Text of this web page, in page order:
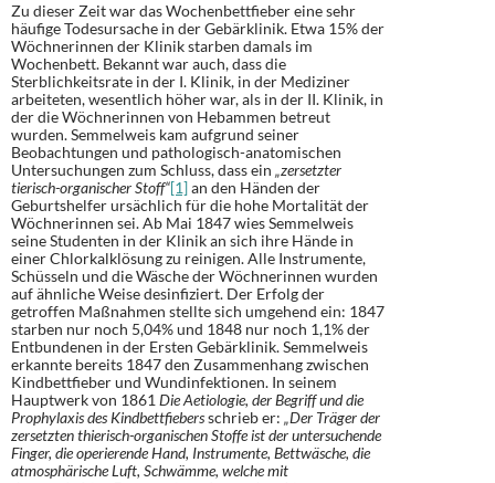
Zu dieser Zeit war das Wochenbettfieber eine sehr
häufige Todesursache in der Gebärklinik. Etwa 15% der
Wöchnerinnen der Klinik starben damals im
Wochenbett. Bekannt war auch, dass die
Sterblichkeitsrate in der I. Klinik, in der Mediziner
arbeiteten, wesentlich höher war, als in der II. Klinik, in
der die Wöchnerinnen von Hebammen betreut
wurden. Semmelweis kam aufgrund seiner
Beobachtungen und pathologisch-anatomischen
Untersuchungen zum Schluss, dass ein „zersetzter
tierisch-organischer Stoff“[1]an den Händen der
Geburtshelfer ursächlich für die hohe Mortalität der
Wöchnerinnen sei. Ab Mai 1847 wies Semmelweis
seine Studenten in der Klinik an sich ihre Hände in
einer Chlorkalklösung zu reinigen. Alle Instrumente,
Schüsseln und die Wäsche der Wöchnerinnen wurden
auf ähnliche Weise desinfiziert. Der Erfolg der
getroffen Maßnahmen stellte sich umgehend ein: 1847
starben nur noch 5,04% und 1848 nur noch 1,1% der
Entbundenen in der Ersten Gebärklinik. Semmelweis
erkannte bereits 1847 den Zusammenhang zwischen
Kindbettfieber und Wundinfektionen. In seinem
Hauptwerk von 1861 Die Aetiologie, der Begriff und die
Prophylaxis des Kindbettfiebersschrieb er: „Der Träger der
zersetzten thierisch-organischen Stoffe ist der untersuchende
Finger, die operierende Hand, Instrumente, Bettwäsche, die
atmosphärische Luft, Schwämme, welche mit